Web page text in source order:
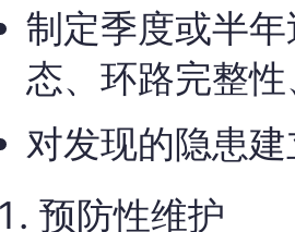
制定季度或半
态、环路完整
对发现的隐患
预防性维护